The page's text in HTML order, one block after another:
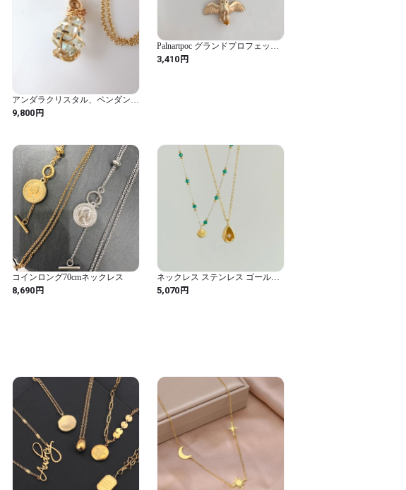
アンダラクリスタル、ペンダント
TOP レムリアンミント 淡
いミントグリーン
9,800円
Palnartpoc グランドプロフェッツ
ォル ネックレス フクロウ パルナ
ートポック 送料無料
3,410円
コインロング70cmネックレス
8,690円
ネックレス ステンレス ゴールド
ドロップ シェル レディース 女性
316L スチール カラー 水滴 ウォ
5,070円